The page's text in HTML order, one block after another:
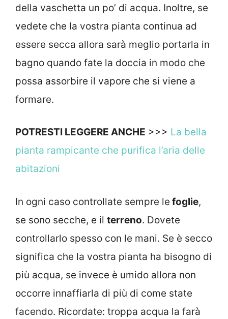
della vaschetta un po’ di acqua. Inoltre, se
vedete che la vostra pianta continua ad
essere secca allora sarà meglio portarla in
bagno quando fate la doccia in modo che
possa assorbire il vapore che si viene a
formare.
POTRESTI LEGGERE ANCHE >>> La bella
pianta rampicante che purifica l’aria delle
abitazioni
In ogni caso controllate sempre le foglie,
se sono secche, e il terreno. Dovete
controllarlo spesso con le mani. Se è secco
significa che la vostra pianta ha bisogno di
più acqua, se invece è umido allora non
occorre innaffiarla di più di come state
facendo. Ricordate: troppa acqua la farà